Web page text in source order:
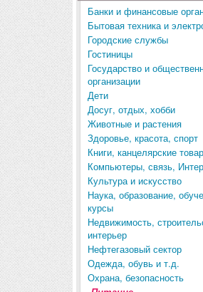
Банки и финансовые
Бытовая техника и
Городские службы
Гостиницы
Государство и
организации
Дети
Досуг, отдых, хобби
Животные и растения
Здоровье, красота, спорт
Книги, канцелярские
Компьютеры, связь,
Культура и искусство
Наука, образование,
курсы
Недвижимость,
интерьер
Нефтегазовый сектор
Одежда, обувь и т.д.
Охрана, безопасность